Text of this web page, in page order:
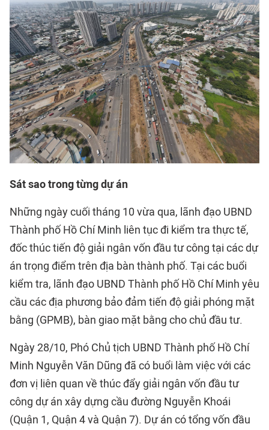
Sát sao trong từng dự án
Những ngày cuối tháng 10 vừa qua, lãnh đạo UBND
Thành phố Hồ Chí Minh liên tục đi kiểm tra thực tế,
đốc thúc tiến độ giải ngân vốn đầu tư công tại các dự
án trọng điểm trên địa bàn thành phố. Tại các buổi
kiểm tra, lãnh đạo UBND Thành phố Hồ Chí Minh yêu
cầu các địa phương bảo đảm tiến độ giải phóng mặt
bằng (GPMB), bàn giao mặt bằng cho chủ đầu tư.
Ngày 28/10, Phó Chủ tịch UBND Thành phố Hồ Chí
Minh Nguyễn Văn Dũng đã có buổi làm việc với các
đơn vị liên quan về thúc đẩy giải ngân vốn đầu tư
công dự án xây dựng cầu đường Nguyễn Khoái
(Quận 1, Quận 4 và Quận 7). Dự án có tổng vốn đầu